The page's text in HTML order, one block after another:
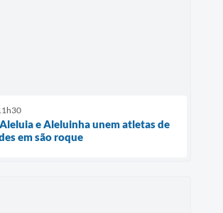
e Aleluinha unem atletas de
em são roque